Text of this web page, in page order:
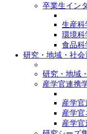
卒業生イン
生産科
環境科
食品科
研究・地域・社会
研究・地域
産学官連携
産学
産学官
産学